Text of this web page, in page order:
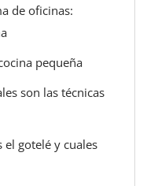
de oficinas:
pequeña
son las técnicas
el gotelé y cuales